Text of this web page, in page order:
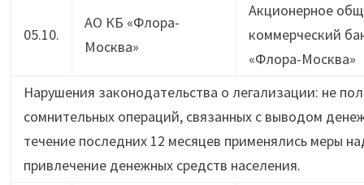
05.10.
АО КБ «Флора-
Москва»
Акционерное
коммерческий
«Флора-Москва»
Нарушения законодательства о легализации: не
сомнительных операций, связанных с выводом
течение последних 12 месяцев применялись меры
привлечение денежных средств населения.